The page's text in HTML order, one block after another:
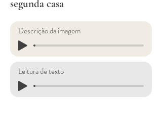
segunda casa
Descrição da imagem
Leitura de texto